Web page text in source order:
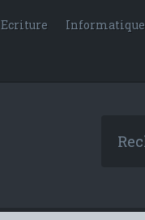
Ecriture Informatique